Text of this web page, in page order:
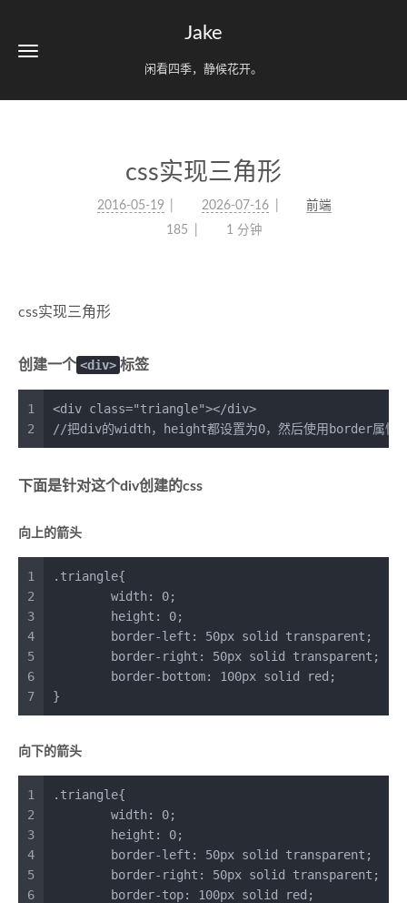
Jake
闲看四季，静候花开。
css实现三角形
2016-05-19 2026-07-16
前端
185
1 分钟
css实现三角形
创建一个 <div> 标签
1
2
<div class="triangle"></div>
//把div的width，height都设置为0，然后使用border属性
下面是针对这个div创建的css
向上的箭头
1
2
3
4
5
6
7
.triangle{
width: 0;
height : 0;
border-left : 50px solid transparent;
border-right : 50px solid transparent;
border-bottom: 100px solid red;
}
向下的箭头
1
2
3
4
5
6
.triangle{
width: 0;
height : 0;
border-left : 50px solid transparent;
border-right : 50px solid transparent;
border-top: 100px solid red;